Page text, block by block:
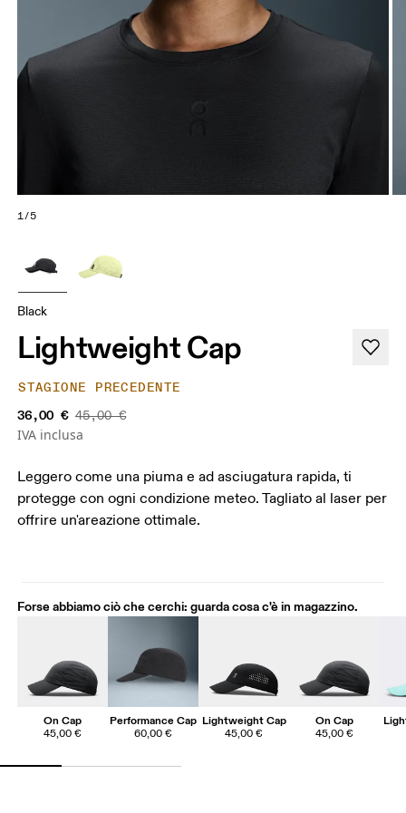
1/5
Black
Lightweight Cap
STAGIONE PRECEDENTE
36,00 € 45,00 €
IVA inclusa
Leggero come una piuma e ad asciugatura rapida, ti
protegge con ogni condizione meteo. Tagliato al laser per
offrire un'areazione ottimale.
Forse abbiamo ciò che cerchi: guarda cosa c'è in magazzino.
On Cap
45,00 €
Performance Cap
60,00 €
Lightweight Cap
45,00 €
On Cap
45,00 €